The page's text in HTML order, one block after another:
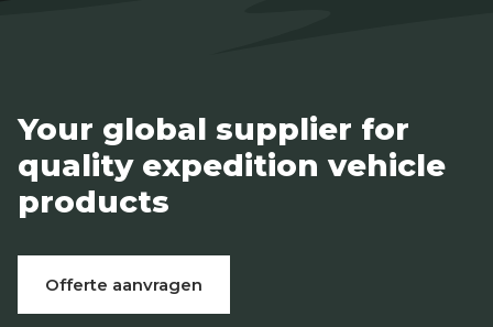
Your global supplier for
quality expedition vehicle
products
Offerte aanvragen